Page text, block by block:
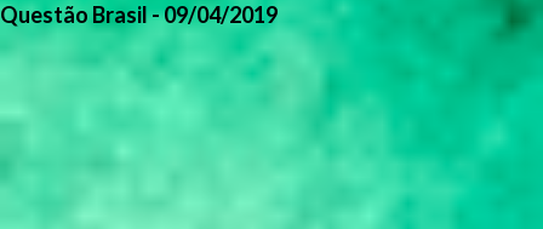
Questão Brasil - 09/04/2019